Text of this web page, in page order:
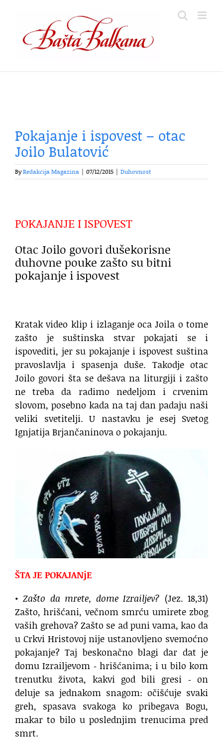
content
Pokajanje i ispovest – otac
Joilo Bulatović
ByRedakcija Magazina 07/12/2015 Duhovnost
POKAJANJE I ISPOVEST
Otac Joilo govori dušekorisne
duhovne pouke zašto su bitni
pokajanje i ispovest
Kratak video klip i izlaganje oca Joila o tome
zašto je suštinska stvar pokajati se i
ispovediti, jer su pokajanje i ispovest suština
pravoslavlja i spasenja duše. Takodje otac
Joilo govori šta se dešava na liturgiji i zašto
ne treba da radimo nedeljom i crvenim
slovom, posebno kada na taj dan padaju naši
veliki svetitelji. U nastavku je esej Svetog
Ignjatija Brjančaninova o pokajanju.
ŠTA JE POKAJANjE
•Zašto da mrete, dome Izrailjev? (Jez. 18,31)
Zašto, hrišćani, večnom smrću umirete zbog
vaših grehova? Zašto se ad puni vama, kao da
u Crkvi Hristovoj nije ustanovljeno svemoćno
pokajanje? Taj beskonačno blagi dar dat je
domu Izrailjevom ‐ hrišćanima; i u bilo kom
trenutku života, kakvi god bili gresi ‐ on
deluje sa jednakom snagom: očišćuje svaki
greh, spasava svakoga ko pribegava Bogu,
makar to bilo u poslednjim trenucima pred
smrt.